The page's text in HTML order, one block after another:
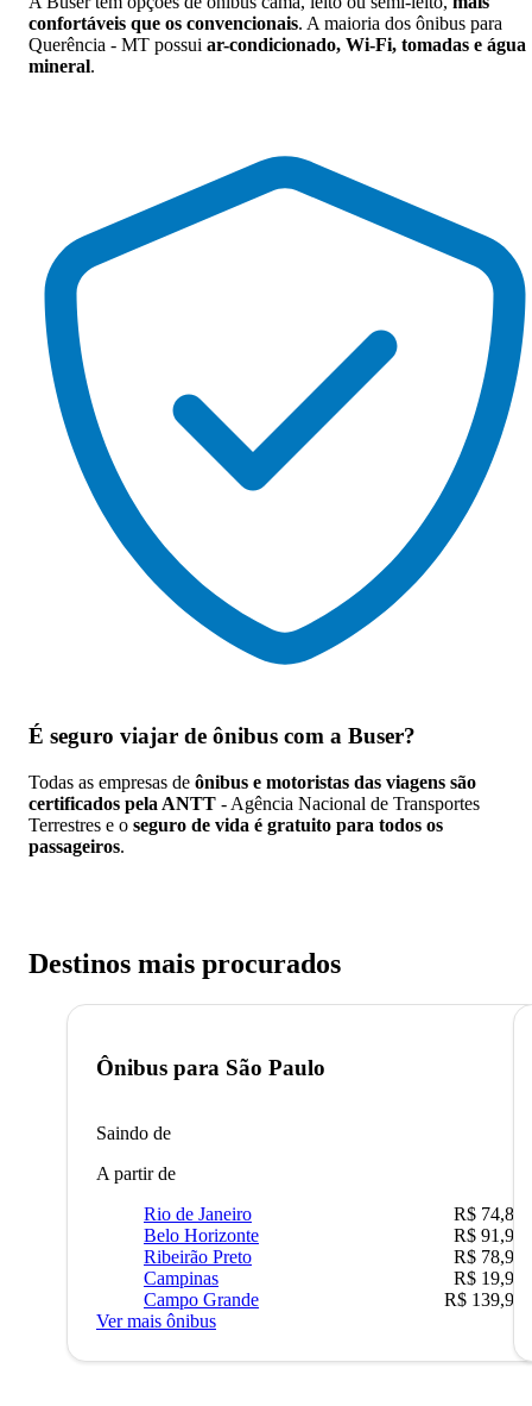
confortáveis que os convencionais. A maioria dos ônibus para
Querência - MT possui ar-condicionado, Wi-Fi, tomadas e água
mineral.
É seguro viajar de ônibus com a Buser?
Todas as empresas de ônibus e motoristas das viagens são
certificados pela ANTT - Agência Nacional de Transportes
Terrestres e o seguro de vida é gratuito para todos os
passageiros.
Destinos mais procurados
Ônibus para São Paulo
Saindo de
A partir de
Rio de Janeiro
R$ 74,80
Belo Horizonte
R$ 91,90
Ribeirão Preto
R$ 78,90
Campinas
R$ 19,90
Campo Grande
R$ 139,90
Ver mais ônibus